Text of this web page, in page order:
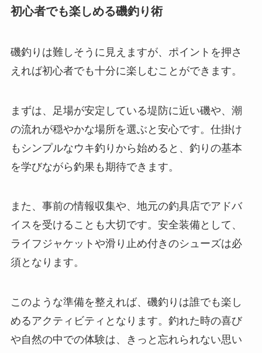
初心者でも楽しめる磯釣り術
磯釣りは難しそうに見えますが、ポイントを押さ
えれば初心者でも十分に楽しむことができます。
まずは、足場が安定している堤防に近い磯や、潮
の流れが穏やかな場所を選ぶと安心です。仕掛け
もシンプルなウキ釣りから始めると、釣りの基本
を学びながら釣果も期待できます。
また、事前の情報収集や、地元の釣具店でアドバ
イスを受けることも大切です。安全装備として、
ライフジャケットや滑り止め付きのシューズは必
須となります。
このような準備を整えれば、磯釣りは誰でも楽し
めるアクティビティとなります。釣れた時の喜び
や自然の中での体験は、きっと忘れられない思い